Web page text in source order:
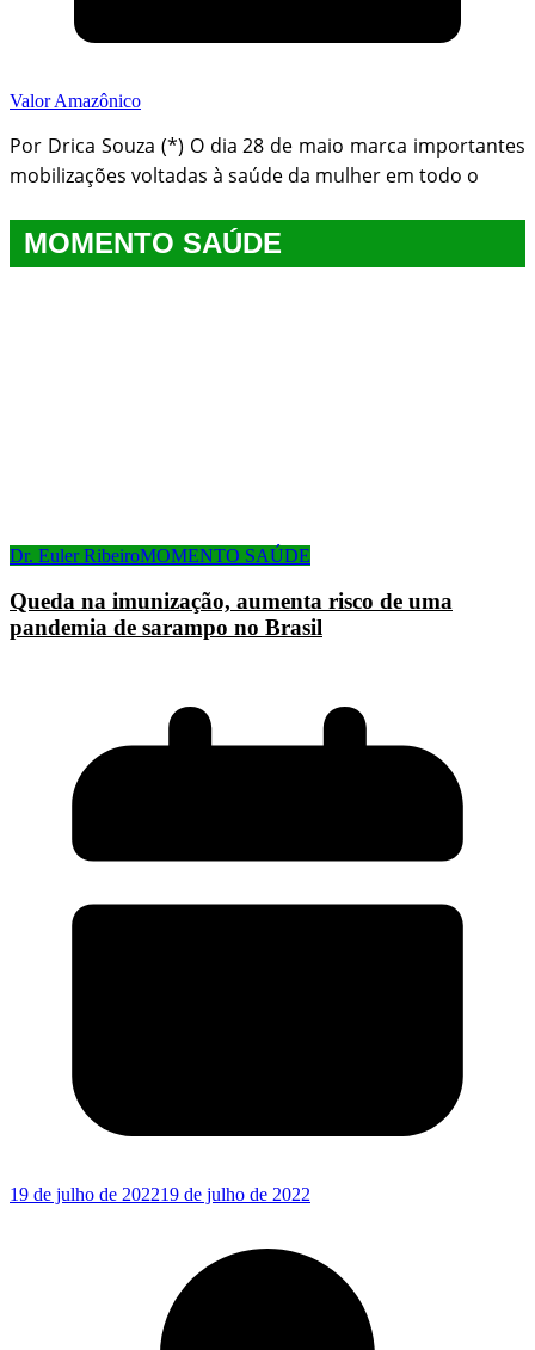
Valor Amazônico
Por Drica Souza (*) O dia 28 de maio marca importantes
mobilizações voltadas à saúde da mulher em todo o
MOMENTO SAÚDE
Dr. Euler RibeiroMOMENTO SAÚDE
Queda na imunização, aumenta risco de uma
pandemia de sarampo no Brasil
19 de julho de 202219 de julho de 2022